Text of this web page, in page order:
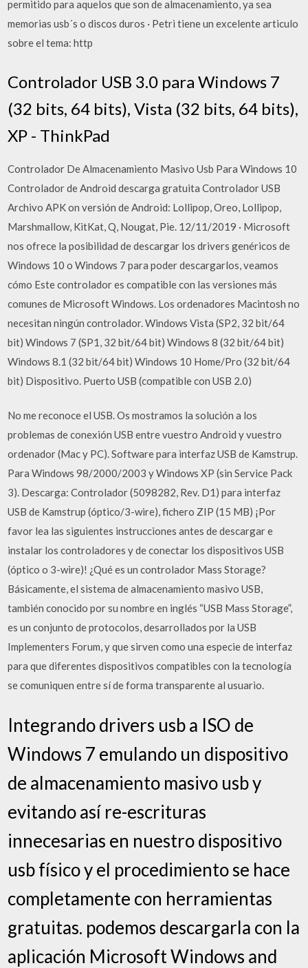
permitido para aquelos que son de almacenamiento, ya sea
memorias usb´s o discos duros · Petri tiene un excelente articulo
sobre el tema: http
Controlador USB 3.0 para Windows 7
(32 bits, 64 bits), Vista (32 bits, 64 bits),
XP - ThinkPad
Controlador De Almacenamiento Masivo Usb Para Windows 10
Controlador de Android descarga gratuita Controlador USB
Archivo APK on versión de Android: Lollipop, Oreo, Lollipop,
Marshmallow, KitKat, Q, Nougat, Pie. 12/11/2019 · Microsoft
nos ofrece la posibilidad de descargar los drivers genéricos de
Windows 10 o Windows 7 para poder descargarlos, veamos
cómo Este controlador es compatible con las versiones más
comunes de Microsoft Windows. Los ordenadores Macintosh no
necesitan ningún controlador. Windows Vista (SP2, 32 bit/64
bit) Windows 7 (SP1, 32 bit/64 bit) Windows 8 (32 bit/64 bit)
Windows 8.1 (32 bit/64 bit) Windows 10 Home/Pro (32 bit/64
bit) Dispositivo. Puerto USB (compatible con USB 2.0)
No me reconoce el USB. Os mostramos la solución a los
problemas de conexión USB entre vuestro Android y vuestro
ordenador (Mac y PC). Software para interfaz USB de Kamstrup.
Para Windows 98/2000/2003 y Windows XP (sin Service Pack
3). Descarga: Controlador (5098282, Rev. D1) para interfaz
USB de Kamstrup (óptico/3-wire), fichero ZIP (15 MB) ¡Por
favor lea las siguientes instrucciones antes de descargar e
instalar los controladores y de conectar los dispositivos USB
(óptico o 3-wire)! ¿Qué es un controlador Mass Storage?
Básicamente, el sistema de almacenamiento masivo USB,
también conocido por su nombre en inglés “USB Mass Storage”,
es un conjunto de protocolos, desarrollados por la USB
Implementers Forum, y que sirven como una especie de interfaz
para que diferentes dispositivos compatibles con la tecnología
se comuniquen entre sí de forma transparente al usuario.
Integrando drivers usb a ISO de
Windows 7 emulando un dispositivo
de almacenamiento masivo usb y
evitando así re-escrituras
innecesarias en nuestro dispositivo
usb físico y el procedimiento se hace
completamente con herramientas
gratuitas. podemos descargarla con la
aplicación Microsoft Windows and